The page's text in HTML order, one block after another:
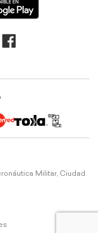
Militar, Ciudad